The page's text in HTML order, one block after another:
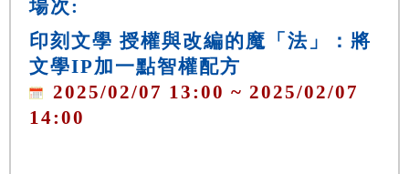
場次:
印刻文學 授權與改編的魔「法」：將
文學IP加一點智權配方
2025/02/07 13:00 ~ 2025/02/07
14:00